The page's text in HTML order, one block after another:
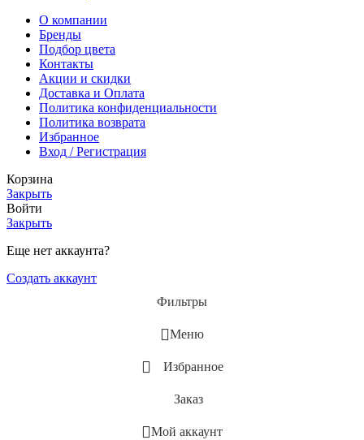
О компании
Бренды
Подбор цвета
Контакты
Акции и скидки
Доставка и Оплата
Политика конфиденциальности
Политика возврата
Избранное
Вход / Регистрация
Корзина
Закрыть
Войти
Закрыть
Еще нет аккаунта?
Создать аккаунт
Фильтры
Меню
Избранное
Заказ
Мой аккаунт